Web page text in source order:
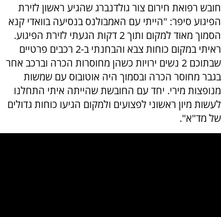
חובש רפואת חירום צור גולדנברג שהגיע ראשון לזירת
הפיגוע סיפר: "הייתי עם האמבולנס בנסיעה בוואדי קנא
הסמוך מאוד למקום ותוך 2 דקות הגעתי לזירת הפיגוע.
ראיתי במקום כוחות צבא והבחנתי ב-2 רכבים פרטיים
שבתוכם 2 נשים ירויות כשהן מחוסרות הכרה וברכב אחר
בגבר מחוסר הכרה ובסמוך היה אוטובוס עם שמשות
מנופצות מירי. יחד עם החובשת שהייתה איתי התחלנו
לעשות מיון ראשוני לפצועים ולמקום הגיעו כוחות גדולים
של מד"א".